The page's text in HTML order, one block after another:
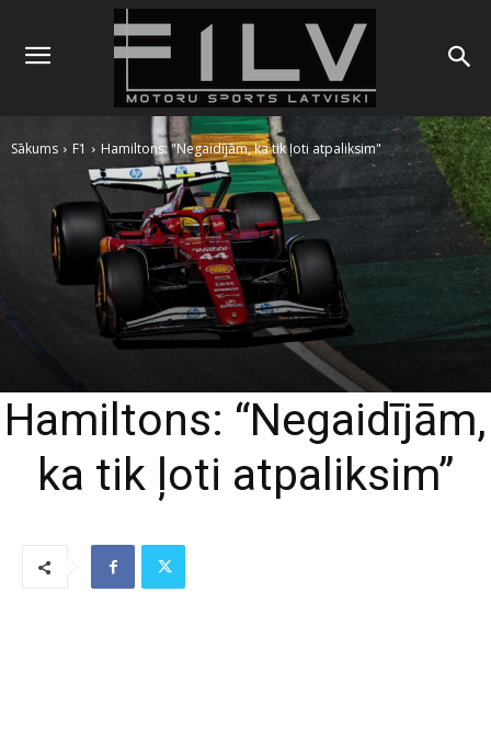
Sākums F1 Hamiltons: "Negaidījām, ka tik ļoti atpaliksim"
Hamiltons: “Negaidījām,
ka tik ļoti atpaliksim”